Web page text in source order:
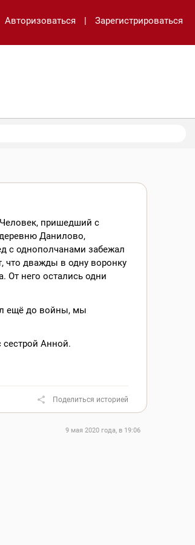
Авторизоваться | Зарегистрироваться
пришедший с
Данилово,
с однополчанами забежал
что дважды в одну воронку
От него остались одни
ещё до войны, мы
сестрой Анной.
Поделиться историей
9 мая 2020 года, в 19:06